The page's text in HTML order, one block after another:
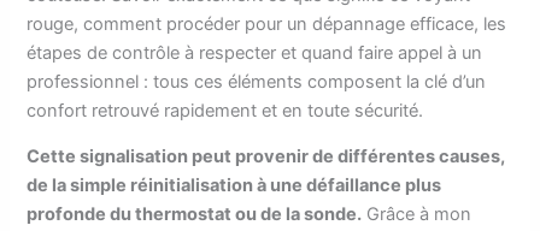
rouge, comment procéder pour un dépannage efficace, les
étapes de contrôle à respecter et quand faire appel à un
professionnel : tous ces éléments composent la clé d’un
confort retrouvé rapidement et en toute sécurité.
Cette signalisation peut provenir de différentes causes,
de la simple réinitialisation à une défaillance plus
profonde du thermostat ou de la sonde. Grâce à mon